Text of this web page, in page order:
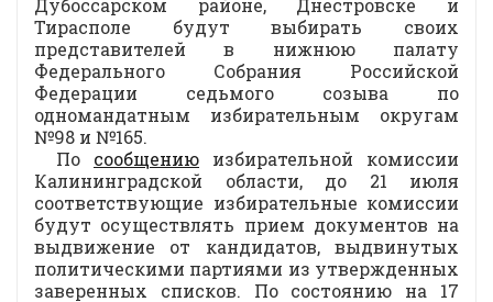
Дубоссарском районе, Днестровске и
Тирасполе будут выбирать своих
представителей в нижнюю палату
Федерального Собрания Российской
Федерации седьмого созыва по
одномандатным избирательным округам
№98 и №165.
По сообщению избирательной комиссии
Калининградской области, до 21 июля
соответствующие избирательные комиссии
будут осуществлять прием документов на
выдвижение от кандидатов, выдвинутых
политическими партиями из утвержденных
заверенных списков. По состоянию на 17